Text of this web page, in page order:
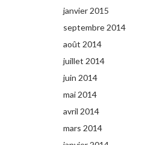
janvier 2015
septembre 2014
août 2014
juillet 2014
juin 2014
mai 2014
avril 2014
mars 2014